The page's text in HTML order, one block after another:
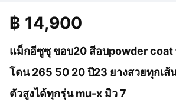
แม็กอีซูซุ ขอบ20 สีอบpowder coat
โตน 265 50 20 ปี23 ยางสวยทุกเส้
ตัวสูงได้ทุกรุ่น mu-x มิว 7
฿ 14,900